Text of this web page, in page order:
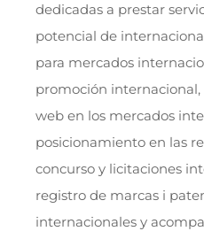
dedicadas a prestar
potencial de
para mercados
promoción
web en los mercados
posicionamiento en las
concurso y licitaciones
registro de marcas i
internacionales y